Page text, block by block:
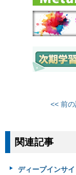
<< 前
関連記事
ディープインサ